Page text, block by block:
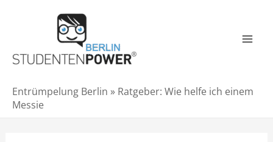
Entrümpelung Berlin » Ratgeber: Wie helfe ich einem
Messie